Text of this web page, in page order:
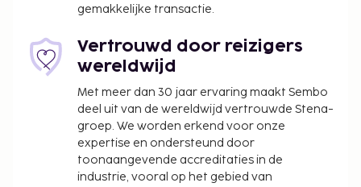
gemakkelijke transactie.
Vertrouwd door reizigers
wereldwijd
Met meer dan 30 jaar ervaring maakt Sembo
deel uit van de wereldwijd vertrouwde Stena-
groep. We worden erkend voor onze
expertise en ondersteund door
toonaangevende accreditaties in de
industrie, vooral op het gebied van